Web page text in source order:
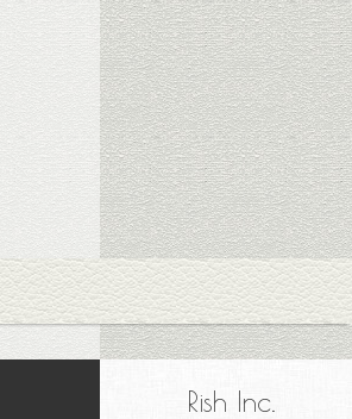
Rish Inc.